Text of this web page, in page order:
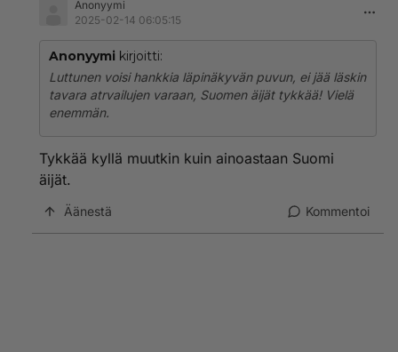
Anonyymi
2025-02-14 06:05:15
Anonyymi kirjoitti:
Luttunen voisi hankkia läpinäkyvän puvun, ei jää läskin
tavara atrvailujen varaan, Suomen äijät tykkää! Vielä
enemmän.
Tykkää kyllä muutkin kuin ainoastaan Suomi
äijät.
Äänestä Kommentoi